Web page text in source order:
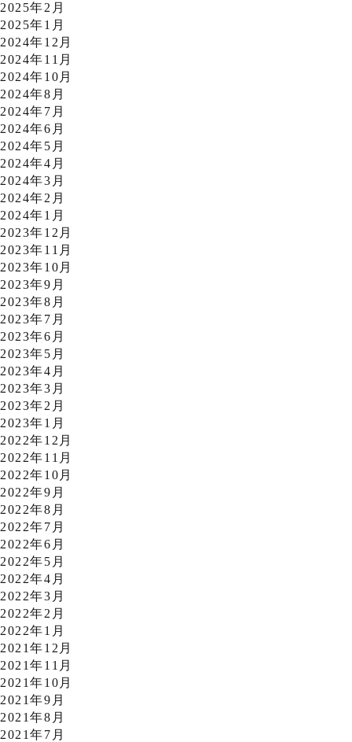
2025年2月
2025年1月
2024年12月
2024年11月
2024年10月
2024年8月
2024年7月
2024年6月
2024年5月
2024年4月
2024年3月
2024年2月
2024年1月
2023年12月
2023年11月
2023年10月
2023年9月
2023年8月
2023年7月
2023年6月
2023年5月
2023年4月
2023年3月
2023年2月
2023年1月
2022年12月
2022年11月
2022年10月
2022年9月
2022年8月
2022年7月
2022年6月
2022年5月
2022年4月
2022年3月
2022年2月
2022年1月
2021年12月
2021年11月
2021年10月
2021年9月
2021年8月
2021年7月